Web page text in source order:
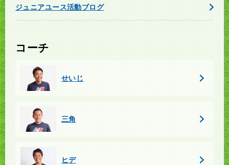
ジュニアユース活動ブログ
コーチ
せいじ
三角
ヒデ